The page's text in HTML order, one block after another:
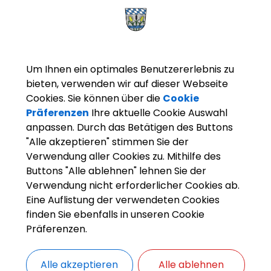
OpenStreetMap wird
Bitte aktivieren Sie "OpenStreetMap" in
Cookies
Um Ihnen ein optimales Benutzererlebnis zu
bieten, verwenden wir auf dieser Webseite
Cookies. Sie können über die Cookie
Präferenzen Ihre aktuelle Cookie Auswahl
anpassen. Durch das Betätigen des Buttons
"Alle akzeptieren" stimmen Sie der
Verwendung aller Cookies zu. Mithilfe des
Buttons "Alle ablehnen" lehnen Sie der
Verwendung nicht erforderlicher Cookies ab.
Eine Auflistung der verwendeten Cookies
finden Sie ebenfalls in unseren Cookie
Präferenzen.
Alle akzeptieren Alle ablehnen